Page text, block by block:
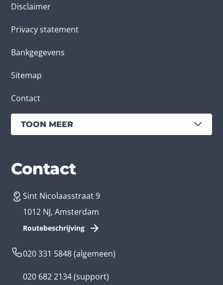
Disclaimer
Privacy statement
Bankgegevens
Sitemap
Contact
TOON MEER
Diensten
App laten maken
Branches
Bedrijfsapp
Contact
Sint Nicolaasstraat 9
1012 NJ, Amsterdam
Routebeschrijving
020 331 5848(algemeen)
020 682 2134(support)